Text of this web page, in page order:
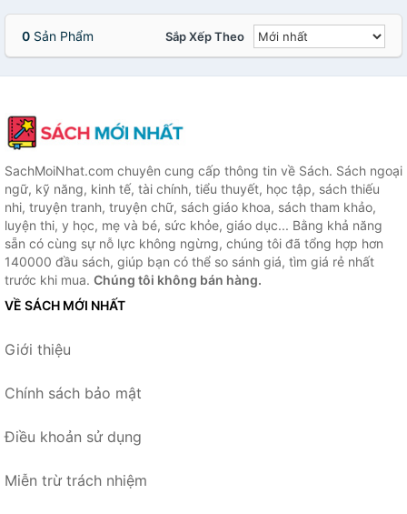
0 Sản Phẩm Sắp Xếp Theo
SachMoiNhat.com chuyên cung cấp thông tin về Sách. Sách ngoại
ngữ, kỹ năng, kinh tế, tài chính, tiểu thuyết, học tập, sách thiếu
nhi, truyện tranh, truyện chữ, sách giáo khoa, sách tham khảo,
luyện thi, y học, mẹ và bé, sức khỏe, giáo dục... Bằng khả năng
sẵn có cùng sự nỗ lực không ngừng, chúng tôi đã tổng hợp hơn
140000 đầu sách, giúp bạn có thể so sánh giá, tìm giá rẻ nhất
trước khi mua. Chúng tôi không bán hàng.
VỀ SÁCH MỚI NHẤT
Giới thiệu
Chính sách bảo mật
Điều khoản sử dụng
Miễn trừ trách nhiệm